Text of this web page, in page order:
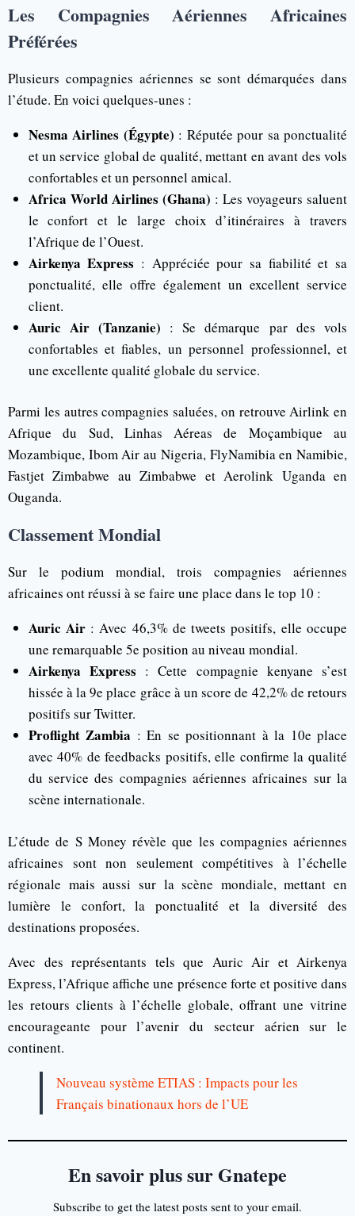
Les Compagnies Aériennes Africaines
Préférées
Plusieurs compagnies aériennes se sont démarquées dans
l’étude. En voici quelques-unes :
Nesma Airlines (Égypte) : Réputée pour sa ponctualité
et un service global de qualité, mettant en avant des vols
confortables et un personnel amical.
Africa World Airlines (Ghana) : Les voyageurs saluent
le confort et le large choix d’itinéraires à travers
l’Afrique de l’Ouest.
Airkenya Express : Appréciée pour sa fiabilité et sa
ponctualité, elle offre également un excellent service
client.
Auric Air (Tanzanie) : Se démarque par des vols
confortables et fiables, un personnel professionnel, et
une excellente qualité globale du service.
Parmi les autres compagnies saluées, on retrouve Airlink en
Afrique du Sud, Linhas Aéreas de Moçambique au
Mozambique, Ibom Air au Nigeria, FlyNamibia en Namibie,
Fastjet Zimbabwe au Zimbabwe et Aerolink Uganda en
Ouganda.
Classement Mondial
Sur le podium mondial, trois compagnies aériennes
africaines ont réussi à se faire une place dans le top 10 :
Auric Air: Avec 46,3% de tweets positifs, elle occupe
une remarquable 5e position au niveau mondial.
Airkenya Express : Cette compagnie kenyane s’est
hissée à la 9e place grâce à un score de 42,2% de retours
positifs sur Twitter.
Proflight Zambia : En se positionnant à la 10e place
avec 40% de feedbacks positifs, elle confirme la qualité
du service des compagnies aériennes africaines sur la
scène internationale.
L’étude de S Money révèle que les compagnies aériennes
africaines sont non seulement compétitives à l’échelle
régionale mais aussi sur la scène mondiale, mettant en
lumière le confort, la ponctualité et la diversité des
destinations proposées.
Avec des représentants tels que Auric Air et Airkenya
Express, l’Afrique affiche une présence forte et positive dans
les retours clients à l’échelle globale, offrant une vitrine
encourageante pour l’avenir du secteur aérien sur le
continent.
Nouveau système ETIAS : Impacts pour les
Français binationaux hors de l’UE
En savoir plus sur Gnatepe
Subscribe to get the latest posts sent to your email.